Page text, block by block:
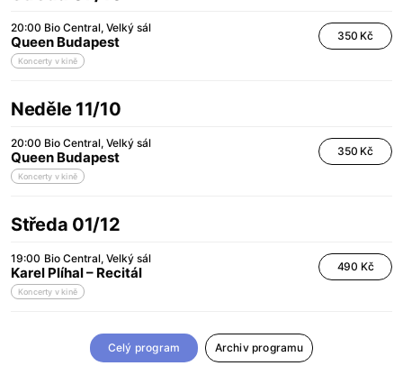
20:00 Bio Central Velký sál
Queen Budapest
Koncerty v kině
350 Kč
Neděle 11/10
20:00 Bio Central Velký sál
Queen Budapest
Koncerty v kině
350 Kč
Středa 01/12
19:00 Bio Central Velký sál
Karel Plíhal – Recitál
Koncerty v kině
490 Kč
Celý program Archiv programu